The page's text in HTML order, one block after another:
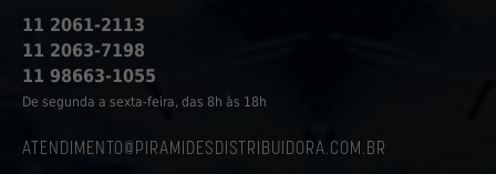
11 2061-2113
11 2063-7198
11 98663-1055
De segunda a sexta-feira, das 8h às 18h
ATENDIMENTO@PIRAMIDESDISTRIBUIDORA.COM.BR